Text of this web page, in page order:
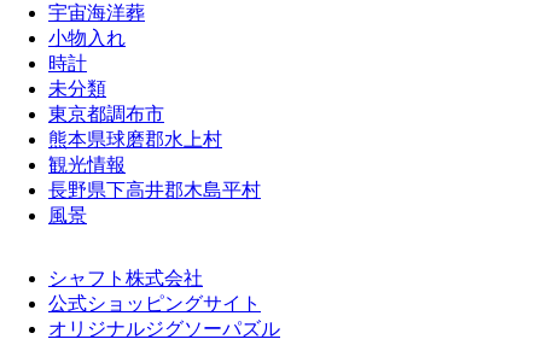
宇宙海洋葬
小物入れ
時計
未分類
東京都調布市
熊本県球磨郡水上村
観光情報
長野県下高井郡木島平村
風景
シャフト株式会社
公式ショッピングサイト
オリジナルジグソーパズル